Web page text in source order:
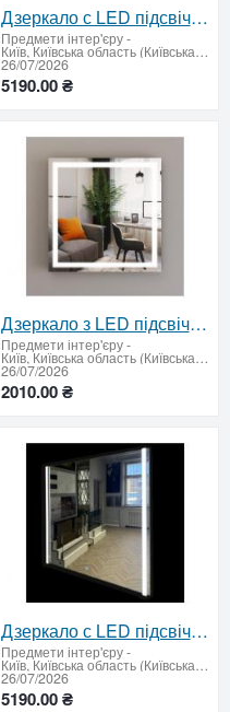
Дзеркало с LED підсвічуванням 900х900 мм
Предмети інтер'єру-
Київ, Київська область (Київська область - продати купити)
26/07/2026
5190.00 ₴
Дзеркало з LED підсвічуванням 500 х 500 мм.
Предмети інтер'єру-
Київ, Київська область (Київська область - продати купити)
26/07/2026
2010.00 ₴
Дзеркало с LED підсвічуванням 900х900 мм
Предмети інтер'єру-
Київ, Київська область (Київська область - продати купити)
26/07/2026
5190.00 ₴